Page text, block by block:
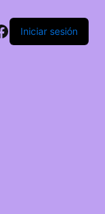
Iniciar sesión